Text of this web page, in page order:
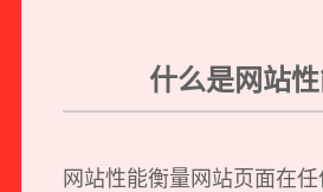
什么是网站性
网站性能衡量网站页面在